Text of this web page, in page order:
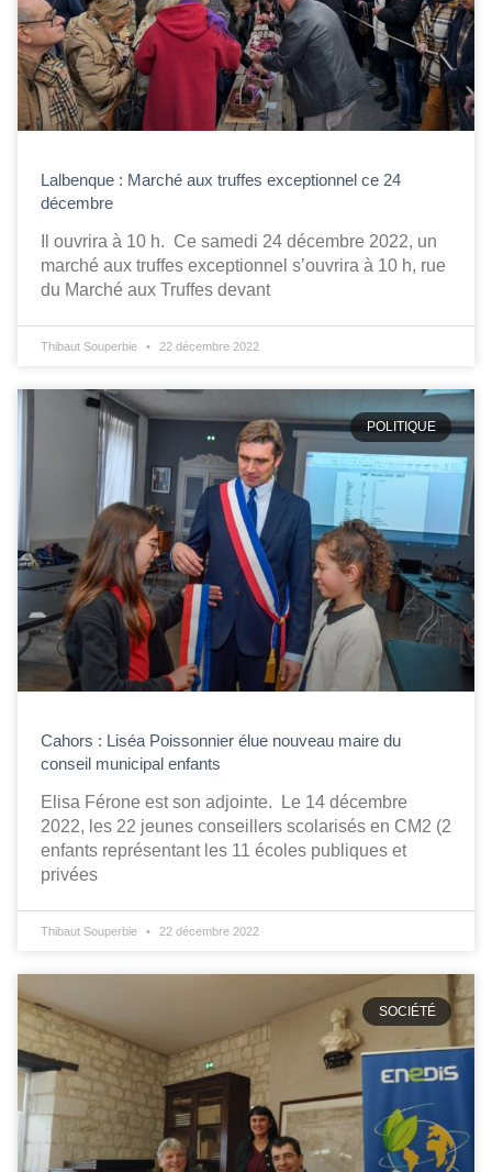
Lalbenque : Marché aux truffes exceptionnel ce 24
décembre
Il ouvrira à 10 h. Ce samedi 24 décembre 2022, un
marché aux truffes exceptionnel s’ouvrira à 10 h, rue
du Marché aux Truffes devant
Thibaut Souperbie 22 décembre 2022
POLITIQUE
Cahors : Liséa Poissonnier élue nouveau maire du
conseil municipal enfants
Elisa Férone est son adjointe. Le 14 décembre
2022, les 22 jeunes conseillers scolarisés en CM2 (2
enfants représentant les 11 écoles publiques et
privées
Thibaut Souperbie 22 décembre 2022
SOCIÉTÉ